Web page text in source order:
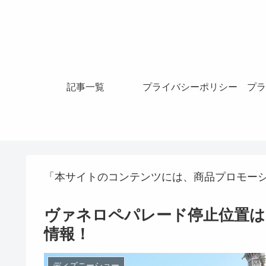
記事一覧 プライバシーポリシー プ
「本サイトのコンテンツには、商品プロモー
ヴァネロペパレード停止位置
情報！